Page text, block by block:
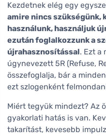
Kezdetnek elég egy
amire nincs szükségünk,
használunk, használjuk
ezután foglalkozzunk a
újrahasznosítással. Ezt a
úgynevezett 5R (Refuse,
összefoglalja, bár a
ezt szlogenként
Miért tegyük mindezt? Az
gyakorlati hatás is van.
takarítást, kevesebb